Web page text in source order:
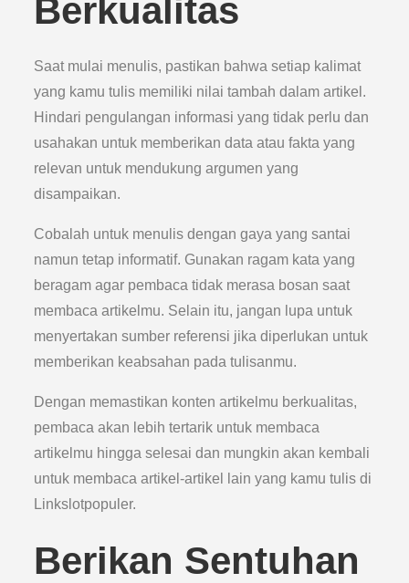
Berkualitas
Saat mulai menulis, pastikan bahwa setiap kalimat
yang kamu tulis memiliki nilai tambah dalam artikel.
Hindari pengulangan informasi yang tidak perlu dan
usahakan untuk memberikan data atau fakta yang
relevan untuk mendukung argumen yang
disampaikan.
Cobalah untuk menulis dengan gaya yang santai
namun tetap informatif. Gunakan ragam kata yang
beragam agar pembaca tidak merasa bosan saat
membaca artikelmu. Selain itu, jangan lupa untuk
menyertakan sumber referensi jika diperlukan untuk
memberikan keabsahan pada tulisanmu.
Dengan memastikan konten artikelmu berkualitas,
pembaca akan lebih tertarik untuk membaca
artikelmu hingga selesai dan mungkin akan kembali
untuk membaca artikel-artikel lain yang kamu tulis di
Linkslotpopuler.
Berikan Sentuhan